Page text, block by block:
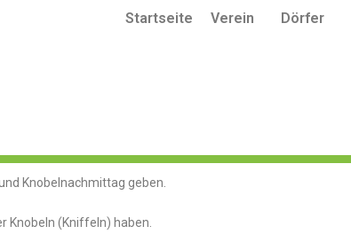
Startseite Verein Dörfer
Knobelnachmittag geben.
Knobeln (Kniffeln) haben.